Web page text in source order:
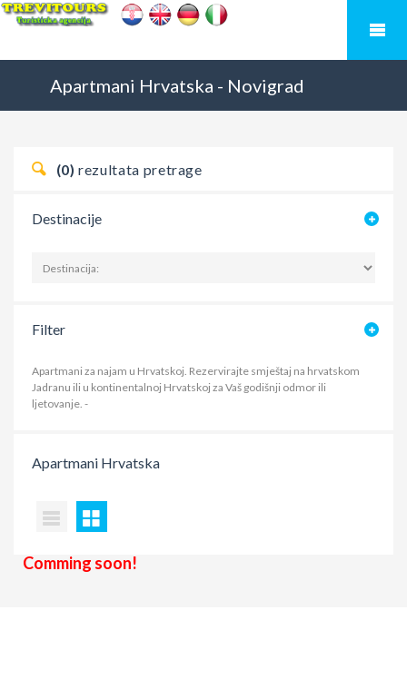
Apartmani Hrvatska - Novigrad
(0) rezultata pretrage
Destinacije
Filter
Apartmani za najam u Hrvatskoj. Rezervirajte smještaj na hrvatskom
Jadranu ili u kontinentalnoj Hrvatskoj za Vaš godišnji odmor ili
ljetovanje. -
Apartmani Hrvatska
Comming soon!